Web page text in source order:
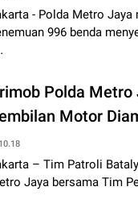
- Polda Metro
996 benda
Polda Metro
Motor
10.18
– Tim Patroli
Jaya bersama Tim